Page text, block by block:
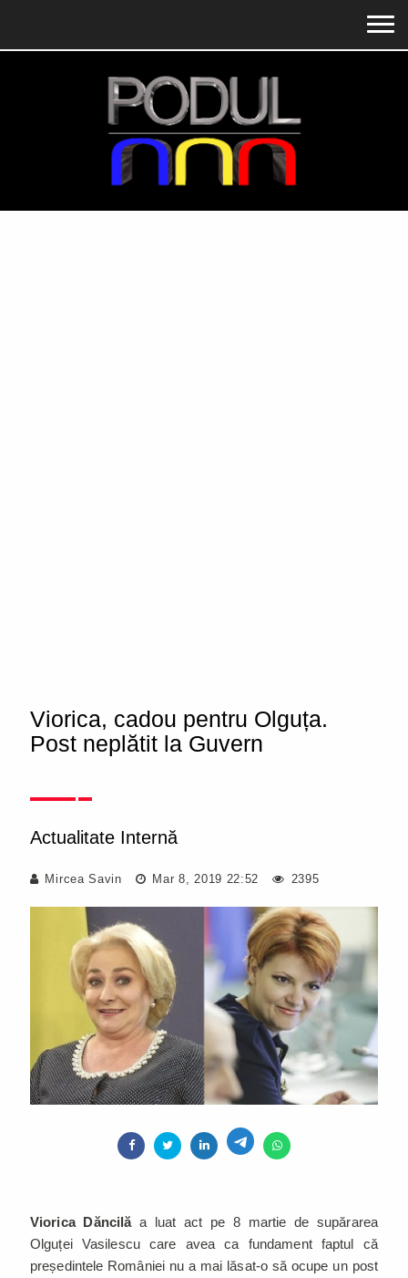
Viorica, cadou pentru Olguța.
Post neplătit la Guvern
Actualitate Internă
Mircea Savin Mar 8, 2019 22:52 2395
Viorica Dăncilăa luat act pe 8 martie de supărarea
Olguței Vasilescu care avea ca fundament faptul că
președintele României nu a mai lăsat-o să ocupe un post